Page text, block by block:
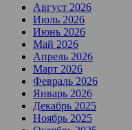
Август 2026
Июль 2026
Июнь 2026
Май 2026
Апрель 2026
Март 2026
Февраль 2026
Январь 2026
Декабрь 2025
Ноябрь 2025